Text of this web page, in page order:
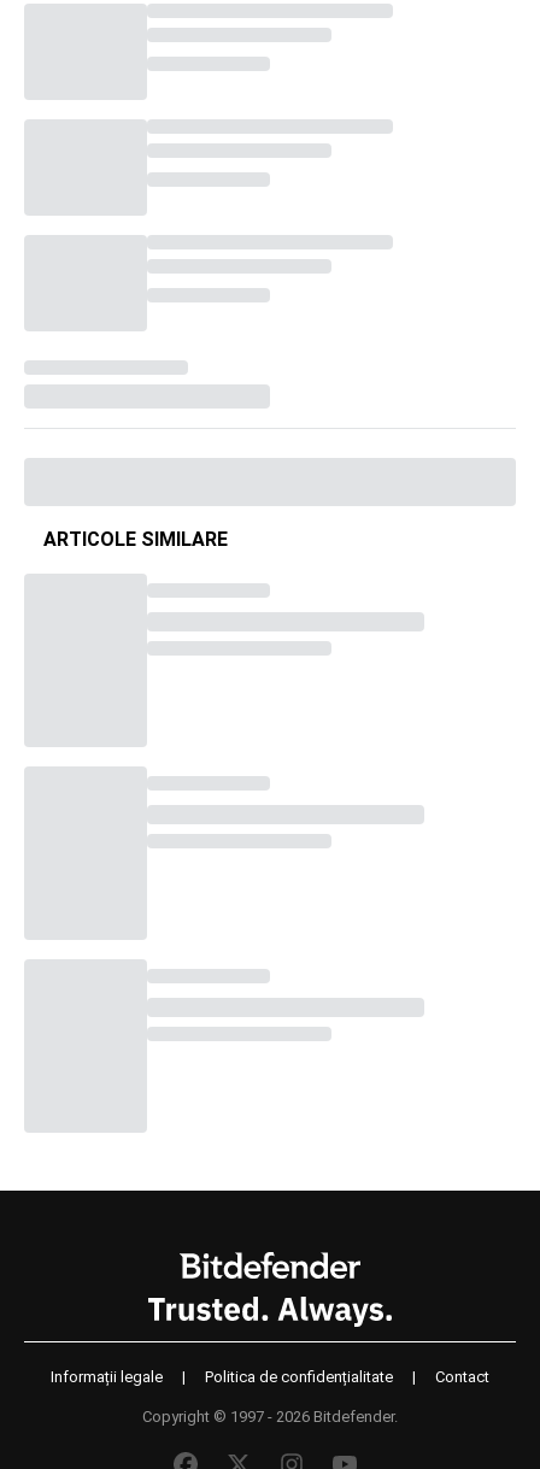
ARTICOLE SIMILARE
Informații legale | Politica de confidențialitate | Contact
Copyright © 1997 - 2026 Bitdefender.